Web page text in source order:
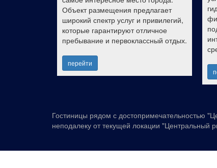
Объект размещения предлагает
широкий спектр услуг и привилегий,
которые гарантируют отличное
пребывание и первоклассный отдых.
перейти
Гостиницы рядом с достопримечательностью
неподалеку от текущей локации "Центральный